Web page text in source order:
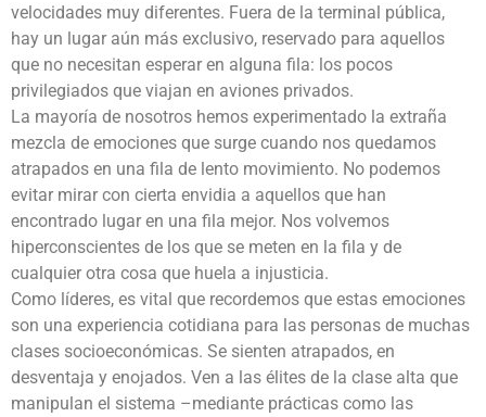
velocidades muy diferentes. Fuera de la terminal pública,
hay un lugar aún más exclusivo, reservado para aquellos
que no necesitan esperar en alguna fila: los pocos
privilegiados que viajan en aviones privados.
La mayoría de nosotros hemos experimentado la extraña
mezcla de emociones que surge cuando nos quedamos
atrapados en una fila de lento movimiento. No podemos
evitar mirar con cierta envidia a aquellos que han
encontrado lugar en una fila mejor. Nos volvemos
hiperconscientes de los que se meten en la fila y de
cualquier otra cosa que huela a injusticia.
Como líderes, es vital que recordemos que estas emociones
son una experiencia cotidiana para las personas de muchas
clases socioeconómicas. Se sienten atrapados, en
desventaja y enojados. Ven a las élites de la clase alta que
manipulan el sistema –mediante prácticas como las